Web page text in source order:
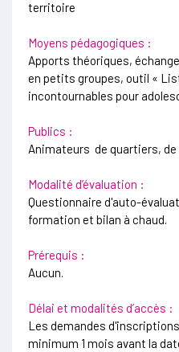
territoire
Moyens pédagogiques :
Apports théoriques,
en petits groupes, outil «
incontournables pour
Publics :
Animateurs de quartiers,
Modalité d’évaluation :
Questionnaire d'auto-
formation et bilan à chaud.
Prérequis :
Aucun.
Délai et modalités d’accès :
Les demandes
minimum 1 mois avant la